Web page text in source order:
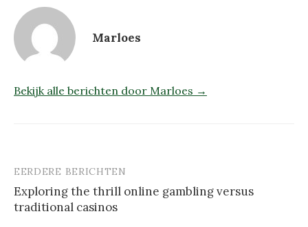
Marloes
Bekijk alle berichten door Marloes →
Berichtnavigatie
EERDERE BERICHTEN
Exploring the thrill online gambling versus
traditional casinos